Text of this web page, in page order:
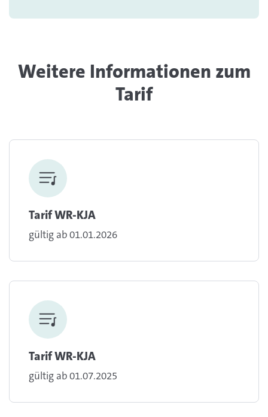
Weitere Informationen zum
Tarif
Tarif WR-KJA
gültig ab 01.01.2026
Tarif WR-KJA
gültig ab 01.07.2025